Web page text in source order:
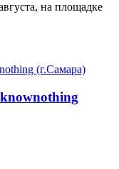
на площадке